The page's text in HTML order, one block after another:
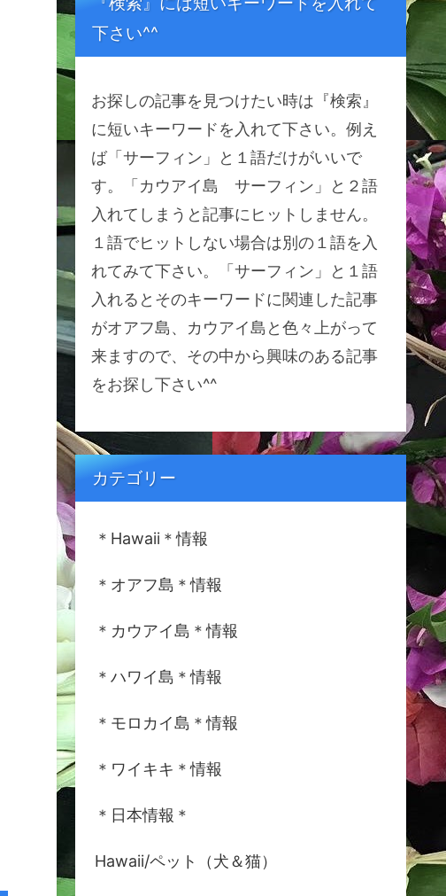
下さい^^
お探しの記事を見つけたい時は『検索』
に短いキーワードを入れて下さい。例え
ば「サーフィン」と１語だけがいいで
す。「カウアイ島 サーフィン」と２語
入れてしまうと記事にヒットしません。
１語でヒットしない場合は別の１語を入
れてみて下さい。「サーフィン」と１語
入れるとそのキーワードに関連した記事
がオアフ島、カウアイ島と色々上がって
来ますので、その中から興味のある記事
をお探し下さい^^
カテゴリー
＊Hawaii＊情報
＊オアフ島＊情報
＊カウアイ島＊情報
＊ハワイ島＊情報
＊モロカイ島＊情報
＊ワイキキ＊情報
＊日本情報＊
Hawaii/ペット（犬＆猫）